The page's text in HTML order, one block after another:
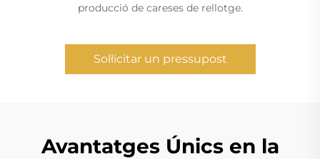
producció de careses de rellotge.
Sol·licitar un pressupost
Avantatges Únics en la